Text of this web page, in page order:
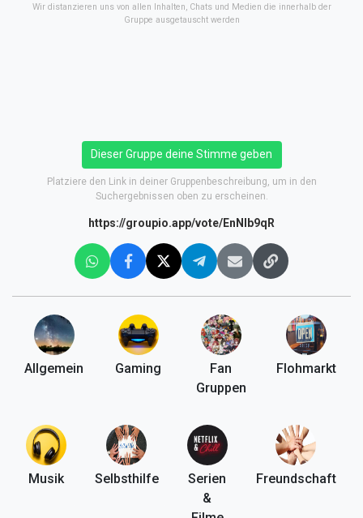
Wir distanzieren uns von allen Inhalten, Chats und Medien die innerhalb der
Gruppe ausgetauscht werden
Dieser Gruppe deine Stimme geben
Platziere den Link in deiner Gruppenbeschreibung, um in den
Suchergebnissen oben zu erscheinen.
https://groupio.app/vote/EnNlb9qR
Allgemein Gaming
Fan
Gruppen
Flohmarkt
Musik Selbsthilfe
Serien
&
Freundschaft